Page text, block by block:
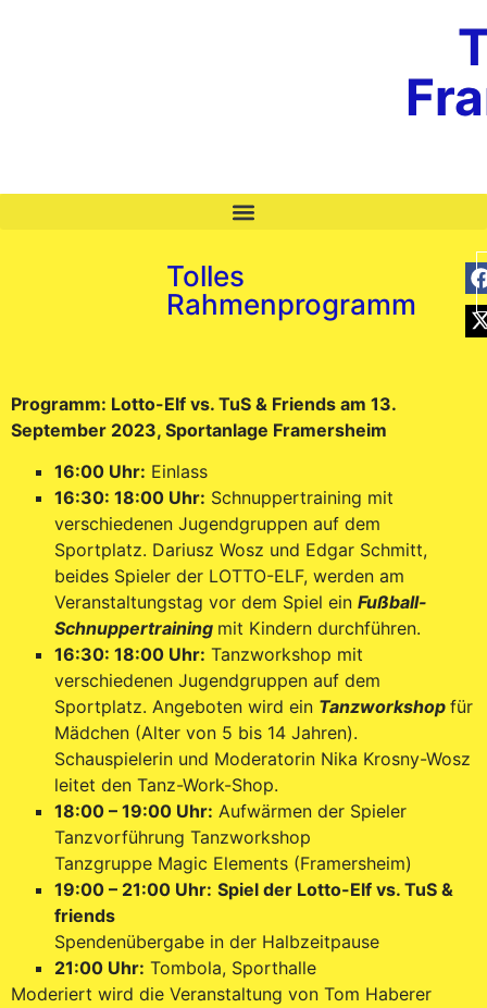
Tolles
Rahmenprogramm
Programm: Lotto-Elf vs. TuS & Friends am 13.
September 2023, Sportanlage Framersheim
16:00 Uhr: Einlass
16:30: 18:00 Uhr: Schnuppertraining mit
verschiedenen Jugendgruppen auf dem
Sportplatz. Dariusz Wosz und Edgar Schmitt,
beides Spieler der LOTTO-ELF, werden am
Veranstaltungstag vor dem Spiel ein Fußball-
Schnuppertraining mit Kindern durchführen.
16:30: 18:00 Uhr: Tanzworkshop mit
verschiedenen Jugendgruppen auf dem
Sportplatz. Angeboten wird ein Tanzworkshop für
Mädchen (Alter von 5 bis 14 Jahren).
Schauspielerin und Moderatorin Nika Krosny-Wosz
leitet den Tanz-Work-Shop.
18:00 – 19:00 Uhr: Aufwärmen der Spieler
Tanzvorführung Tanzworkshop
Tanzgruppe Magic Elements (Framersheim)
19:00 – 21:00 Uhr: Spiel der Lotto-Elf vs. TuS &
friends
Spendenübergabe in der Halbzeitpause
21:00 Uhr: Tombola, Sporthalle
Moderiert wird die Veranstaltung von Tom Haberer